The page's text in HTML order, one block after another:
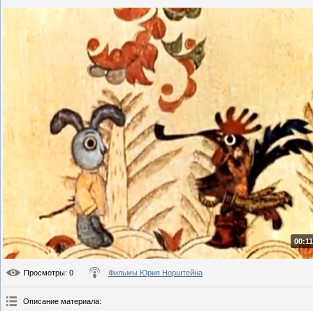
Просмотры: 0 Фильмы Юрия Норштейна
Описание материала: